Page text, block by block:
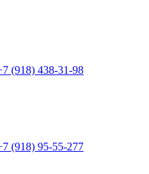
(918) 438-31-98
(918) 95-55-277